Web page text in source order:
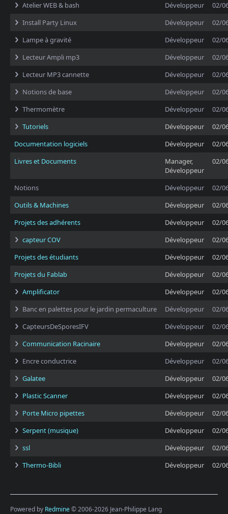
Atelier WEB & bash
Développeur
02/
Install Party Linux
Développeur
02/
Lampe à gravité
Développeur
02/
Lecteur Ampli mp3
Développeur
02/
Lecteur MP3 cannette
Développeur
02/
Notions de base
Développeur
02/
Thermomètre
Développeur
02/
Tutoriels
Développeur
02/
Documentation logiciels
Développeur
02/
Livres et Documents
Manager,
Développeur
02/
Notions Développeur
02/
Outils & Machines
Développeur
02/
Projets des adhérents
Développeur
02/
capteur COV
Développeur
02/
Projets des étudiants
Développeur
02/
Projets du Fablab
Développeur
02/
Amplificator
Développeur
02/
Banc en palettes pour le jardin permaculture
Développeur
02/
CapteursDeSporesIFV
Développeur
02/
Communication Racinaire
Développeur
02/
Encre conductrice
Développeur
02/
Galatee
Développeur
02/
Plastic Scanner
Développeur
02/
Porte Micro pipettes
Développeur
02/
Serpent (musique)
Développeur
02/
ssl
Développeur
02/
Thermo-Bibli
Développeur 02/
Powered by Redmine© 2006-2026 Jean-Philippe Lang